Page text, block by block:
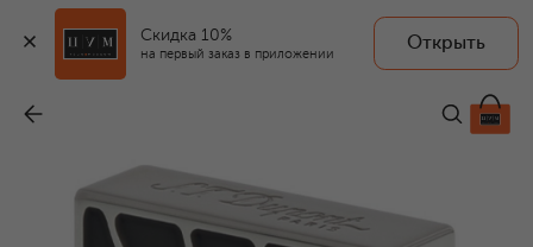
Скидка 10%
на первый заказ в приложении
Открыть
121 000 ₽